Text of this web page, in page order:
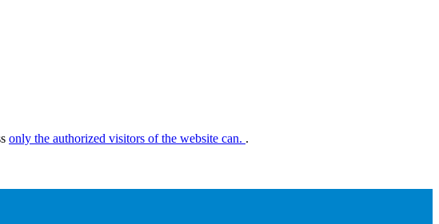
only the authorized visitors of the website can. .